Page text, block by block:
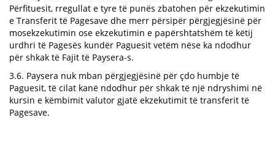
Përfituesit, rregullat e tyre të punës zbatohen për ekzekutimin
e Transferit të Pagesave dhe merr përsipër përgjegjësinë për
mosekzekutimin ose ekzekutimin e papërshtatshëm të këtij
urdhri të Pagesës kundër Paguesit vetëm nëse ka ndodhur
për shkak të Fajit të Paysera-s.
3.6. Paysera nuk mban përgjegjësinë për çdo humbje të
Paguesit, të cilat kanë ndodhur për shkak të një ndryshimi në
kursin e këmbimit valutor gjatë ekzekutimit të transferit të
Pagesave.